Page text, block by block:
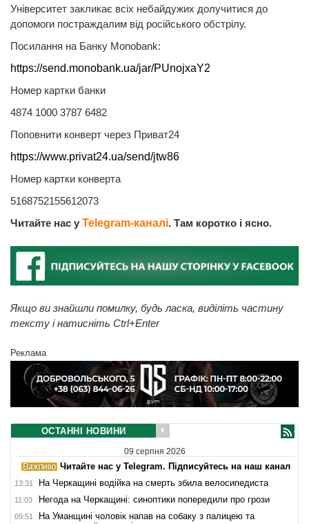
Університет закликає всіх небайдужих долучитися до
допомоги постраждалим від російського обстрілу.
Посилання на Банку Monobank:
https://send.monobank.ua/jar/PUnojxaY2
Номер картки банки
4874 1000 3787 6482
Поповнити конверт через Приват24
https://www.privat24.ua/send/jtw86
Номер картки конверта
5168752155612073
Читайте нас у Telegram-каналі. Там коротко і ясно.
Якщо ви знайшли помилку, будь ласка, виділіть частину
тексту і натисніть Ctrl+Enter
Реклама
ОСТАННІ НОВИНИ
09 серпня 2026
Читайте нас у Telegram. Підписуйтесь на наш канал
13:31 На Черкащині водійка на смерть збила велосипедиста
11:03 Негода на Черкащині: синоптики попередили про грози
09:51
На Уманщині чоловік напав на собаку з палицею та